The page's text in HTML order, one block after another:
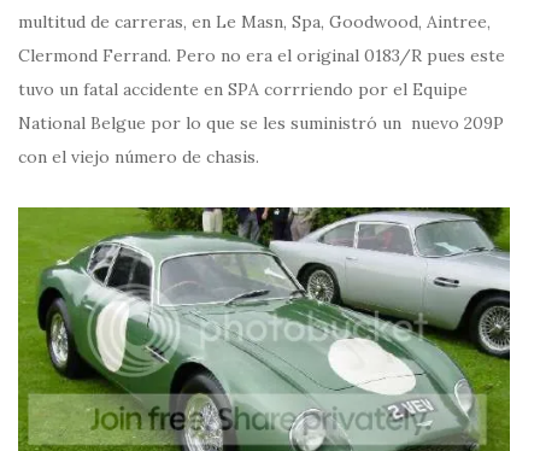
multitud de carreras, en Le Masn, Spa, Goodwood, Aintree,
Clermond Ferrand. Pero no era el original 0183/R pues este
tuvo un fatal accidente en SPA corrriendo por el Equipe
National Belgue por lo que se les suministró un nuevo 209P
con el viejo número de chasis.